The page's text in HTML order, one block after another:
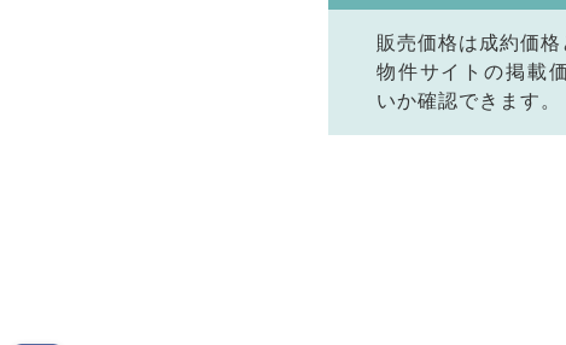
販売価格は成約価格
物件サイトの掲載
いか確認できます。